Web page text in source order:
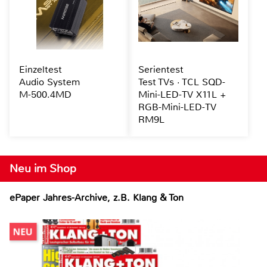
Neu im Shop
ePaper Jahres-Archive, z.B. Klang & Ton
Einzeltest
Audio System
M-500.4MD
Serientest
Test TVs · TCL SQD-
Mini-LED-TV X11L +
RGB-Mini-LED-TV
RM9L